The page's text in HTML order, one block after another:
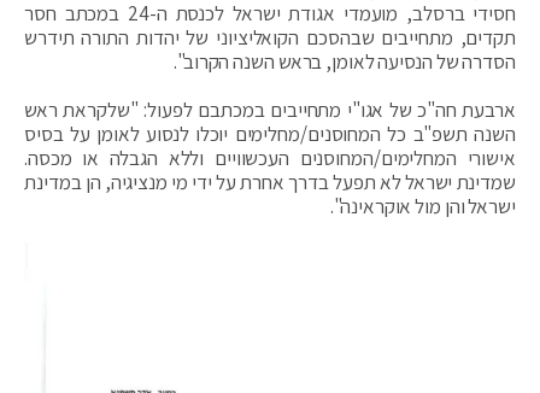
חסידי ברסלב, מועמדי אגודת ישראל לכנסת ה-24 במכתב חסר
תקדים, מתחייבים שבהסכם הקואליציוני של יהדות התורה תידרש
הסדרה של הנסיעה לאומן, בראש השנה הקרוב".
ארבעת חה"כ של אגו"י מתחייבים במכתבם לפעול: "שלקראת ראש
השנה תשפ"ב כל המחוסנים/מחלימים יוכלו לנסוע לאומן על בסיס
אישורי המחלימים/המחוסנים העכשוויים וללא הגבלה או מכסה.
שמדינת ישראל לא תפעל בדרך אחרת על ידי מי מנציגיה, הן במדינת
ישראל והן מול אוקראינה".